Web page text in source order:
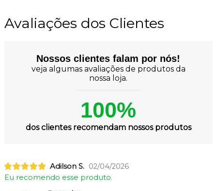
Avaliações dos Clientes
Nossos clientes falam por nós!
veja algumas avaliações de produtos da
nossa loja.
100%
dos clientes recomendam nossos produtos
Adilson S. 02/04/2026
Eu recomendo esse produto.